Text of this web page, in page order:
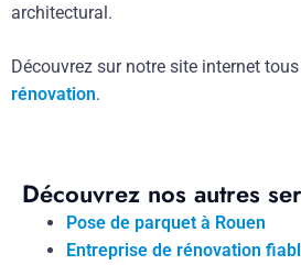
architectural.
Découvrez sur notre site internet
rénovation.
Découvrez nos autres
Pose de parquet à Rouen
Entreprise de rénovation